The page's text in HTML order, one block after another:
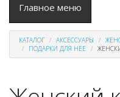
Главное меню
КАТАЛОГ АКСЕССУАРЫ
ПОДАРКИ ДЛЯ НЕЕ